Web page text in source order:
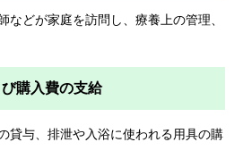
どが家庭を訪問し、療養上の管理、
購入費の支給
貸与、排泄や入浴に使われる用具の購